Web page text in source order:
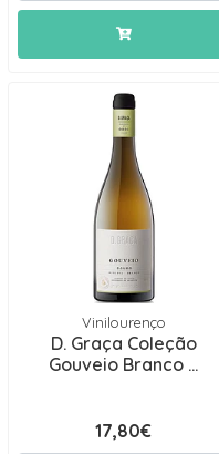
Vinilourenço
D. Graça Coleção
Gouveio Branco ...
17,80€